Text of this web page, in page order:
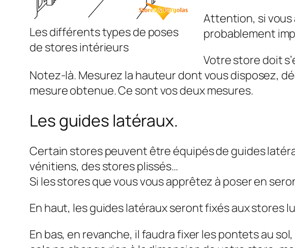
Les différents types de poses
de stores intérieurs
Attention, si vous
probablement
Votre store doit
Notez-là. Mesurez la hauteur dont vous disposez,
mesure obtenue. Ce sont vos deux mesures.
Les guides latéraux.
Certain stores peuvent être équipés de guides
vénitiens, des stores plissés…
Si les stores que vous vous apprêtez à poser en
En haut, les guides latéraux seront fixés aux stores
En bas, en revanche, il faudra fixer les pontets au